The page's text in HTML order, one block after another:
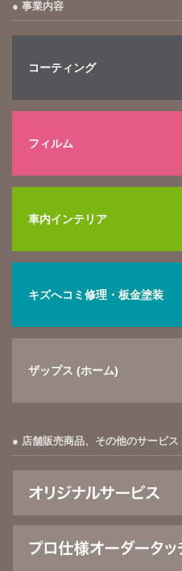
事業内容
コーティング
フィルム
車内インテリア
キズへコミ修理・板金塗装
ザップス (ホーム)
店舗販売商品、その他のサービス